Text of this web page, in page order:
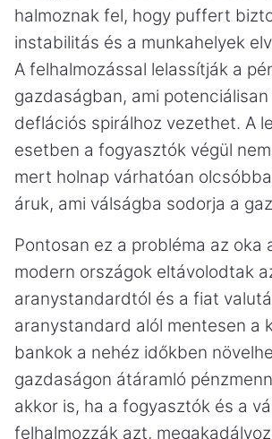
halmoznak fel, hogy puffert
instabilitás és a munkahelyek
A felhalmozással lelassítják a
gazdaságban, ami
deflációs spirálhoz vezethet. A
esetben a fogyasztók végül
mert holnap várhatóan
áruk, ami válságba sodorja a
Pontosan ez a probléma az oka
modern országok eltávolodtak
aranystandardtól és a fiat
aranystandard alól mentesen a
bankok a nehéz időkben
gazdaságon átáramló
akkor is, ha a fogyasztók és a
felhalmozzák azt,